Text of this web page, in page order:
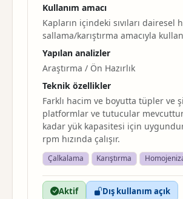
Kullanım amacı
Kapların içindeki sıvıları dairesel
sallama/karıştırma amacıyla
Yapılan analizler
Araştırma / Ön Hazırlık
Teknik özellikler
Farklı hacim ve boyutta tüpler ve
platformlar ve tutucular
kadar yük kapasitesi için
rpm hızında çalışır.
Çalkalama Karıştırma
Aktif Dış kullanım açık